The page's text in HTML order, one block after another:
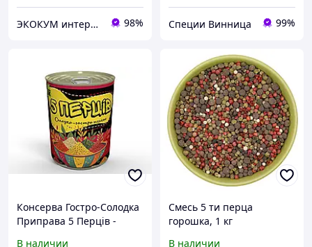
ЭКОКУМ интернет магазин 98% Специи Винница 99%
Консерва Гостро-Солодка
Приправа 5 Перців -
В наличии
Смесь 5 ти перца
горошка, 1 кг
В наличии